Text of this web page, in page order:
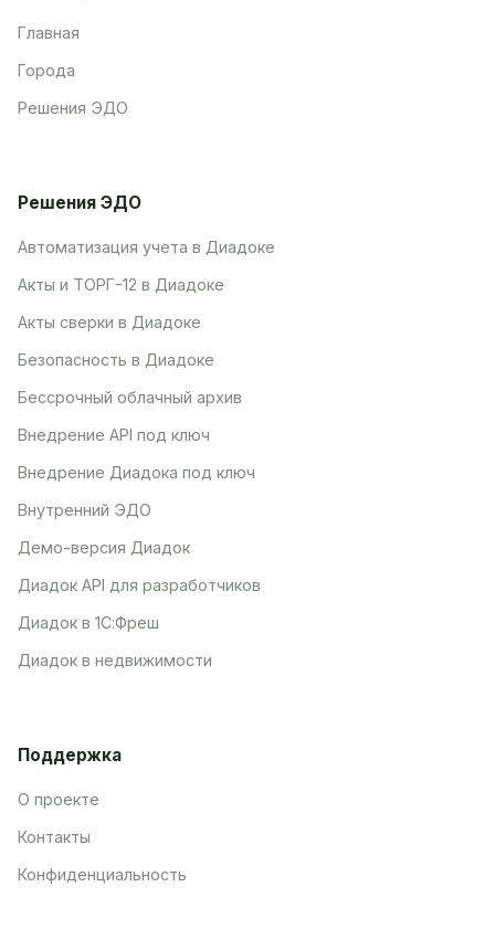
Главная
Города
Решения ЭДО
Решения ЭДО
Автоматизация учета в Диадоке
Акты и ТОРГ-12 в Диадоке
Акты сверки в Диадоке
Безопасность в Диадоке
Бессрочный облачный архив
Внедрение API под ключ
Внедрение Диадока под ключ
Внутренний ЭДО
Демо-версия Диадок
Диадок API для разработчиков
Диадок в 1С:Фреш
Диадок в недвижимости
Поддержка
О проекте
Контакты
Конфиденциальность